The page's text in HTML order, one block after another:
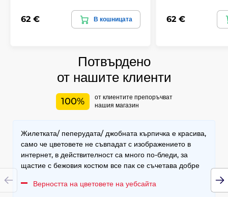
62 € В кошницата 62 €
Потвърдено
от нашите клиенти
100%
от клиентите препоръчват
нашия магазин
Жилетката/ пеперудата/ джобната кърпичка е красива,
само че цветовете не съвпадат с изображението в
интернет, в действителност са много по-бледи, за
щастие с бежовия костюм все пак се съчетава добре
Верността на цветовете на уебсайта